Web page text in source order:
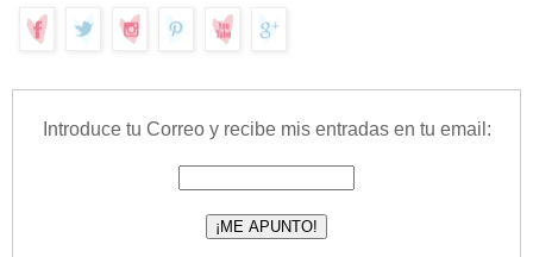
Introduce tu Correo y recibe mis entradas en tu email: